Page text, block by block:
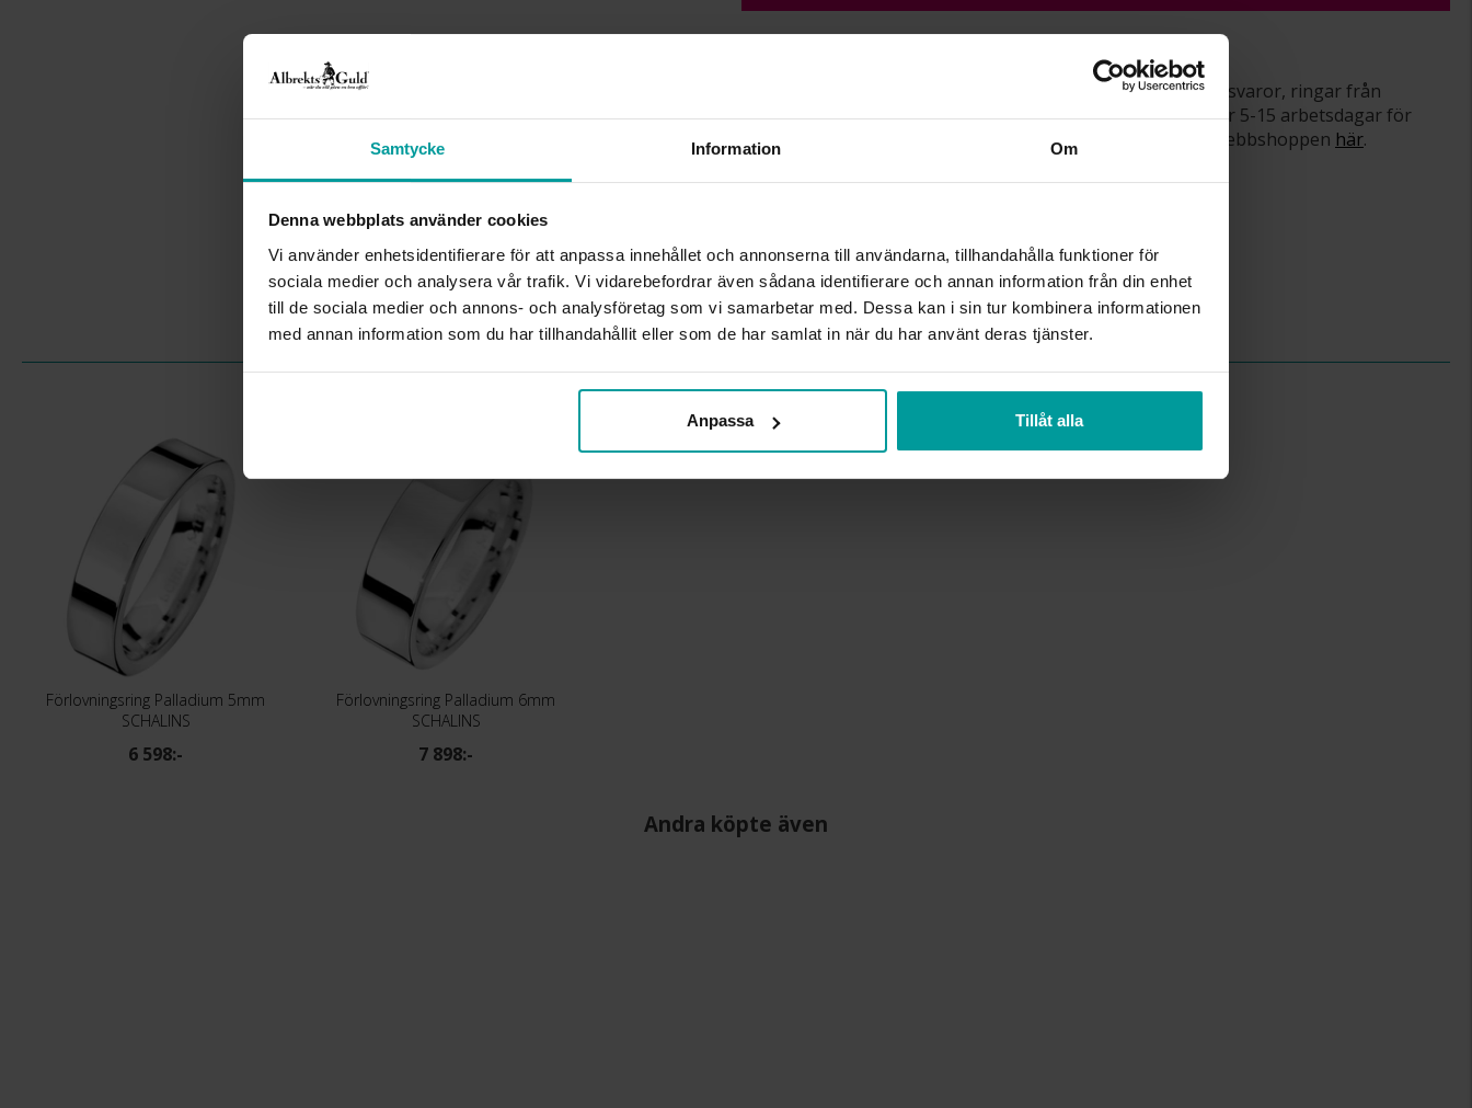
Samtycke Information Om
Denna webbplats använder cookies
Vi använder enhetsidentifierare för att anpassa innehållet och annonserna till användarna, tillhandahålla funktioner för
sociala medier och analysera vår trafik. Vi vidarebefordrar även sådana identifierare och annan information från din enhet
till de sociala medier och annons- och analysföretag som vi samarbetar med. Dessa kan i sin tur kombinera informationen
med annan information som du har tillhandahållit eller som de har samlat in när du har använt deras tjänster.
Anpassa Tillåt alla
Öppet köp, ångerrätt och bytesrätt gäller ej för beställningsvaror, ringar från
Albrekts by Schalins samt graverade varor. Leveranstiden är 5-15 arbetsdagar för
beställningsvaror. Läs mer om ångerrätt och öppet köp i webbshoppen här.
INFO
HÖJD CA (MM)
1.9
VARUMÄRKE
Schalins
MATERIAL
Palladium
ÄDELMETALL
500 Palladium
Liknande produkter
Förlovningsring Palladium 5mm
SCHALINS
6 598:-
Förlovningsring Palladium 6mm
SCHALINS
7 898:-
Andra köpte även